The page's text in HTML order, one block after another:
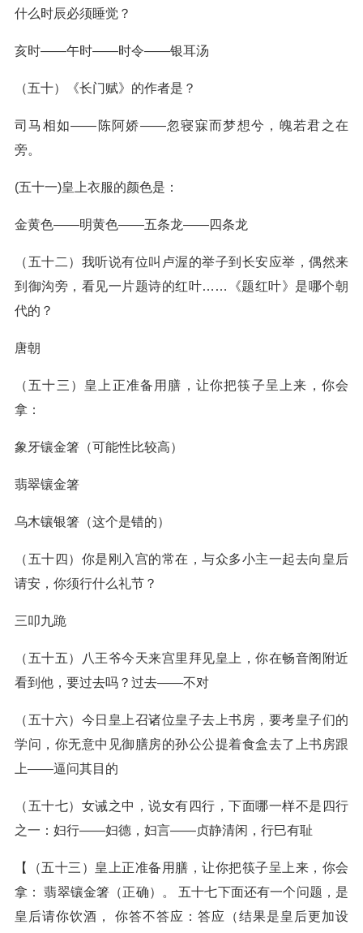
什么时辰必须睡觉？
亥时——午时——时令——银耳汤
（五十）《长门赋》的作者是？
司马相如——陈阿娇——忽寝寐而梦想兮，魄若君之在
旁。
(五十一)皇上衣服的颜色是：
金黄色——明黄色——五条龙——四条龙
（五十二）我听说有位叫卢渥的举子到长安应举，偶然来
到御沟旁，看见一片题诗的红叶……《题红叶》是哪个朝
代的？
唐朝
（五十三）皇上正准备用膳，让你把筷子呈上来，你会
拿：
象牙镶金箸（可能性比较高）
翡翠镶金箸
乌木镶银箸（这个是错的）
（五十四）你是刚入宫的常在，与众多小主一起去向皇后
请安，你须行什么礼节？
三叩九跪
（五十五）八王爷今天来宫里拜见皇上，你在畅音阁附近
看到他，要过去吗？过去——不对
（五十六）今日皇上召诸位皇子去上书房，要考皇子们的
学问，你无意中见御膳房的孙公公提着食盒去了上书房跟
上——逼问其目的
（五十七）女诫之中，说女有四行，下面哪一样不是四行
之一：妇行——妇德，妇言——贞静清闲，行巳有耻
【（五十三）皇上正准备用膳，让你把筷子呈上来，你会
拿： 翡翠镶金箸（正确）。 五十七下面还有一个问题，是
皇后请你饮酒， 你答不答应：答应（结果是皇后更加设